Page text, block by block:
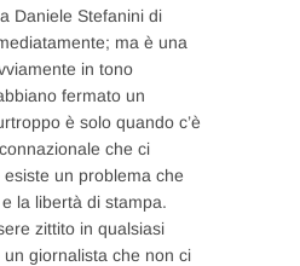
Daniele Stefanini di
ma è una
in tono
fermato un
è solo quando c’è
che ci
un problema che
la libertà di stampa.
zittito in qualsiasi
giornalista che non ci